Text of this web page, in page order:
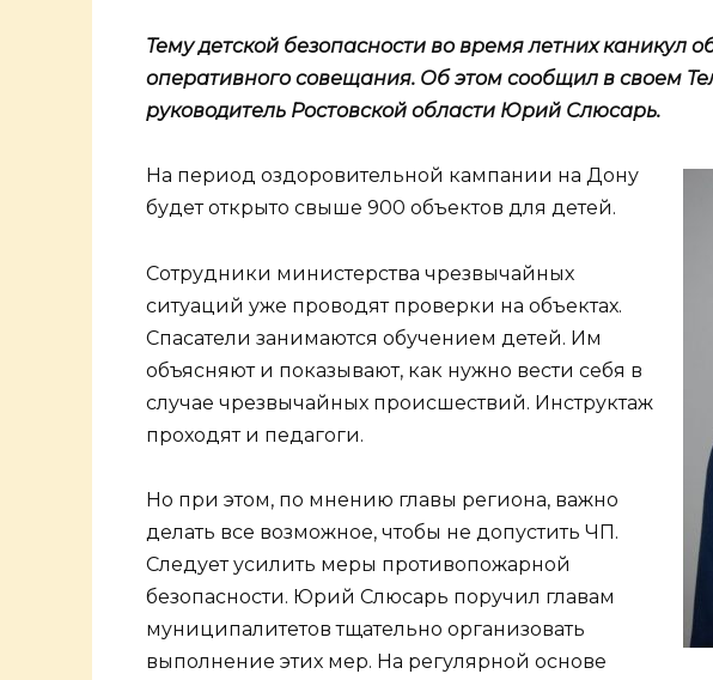
Тему детской безопасности во время летних каникул
оперативного совещания. Об этом сообщил в своем
руководитель Ростовской области Юрий Слюсарь.
На период оздоровительной кампании на Дону
будет открыто свыше 900 объектов для детей.
Сотрудники министерства чрезвычайных
ситуаций уже проводят проверки на объектах.
Спасатели занимаются обучением детей. Им
объясняют и показывают, как нужно вести себя в
случае чрезвычайных происшествий. Инструктаж
проходят и педагоги.
Но при этом, по мнению главы региона, важно
делать все возможное, чтобы не допустить ЧП.
Следует усилить меры противопожарной
безопасности. Юрий Слюсарь поручил главам
муниципалитетов тщательно организовать
выполнение этих мер. На регулярной основе